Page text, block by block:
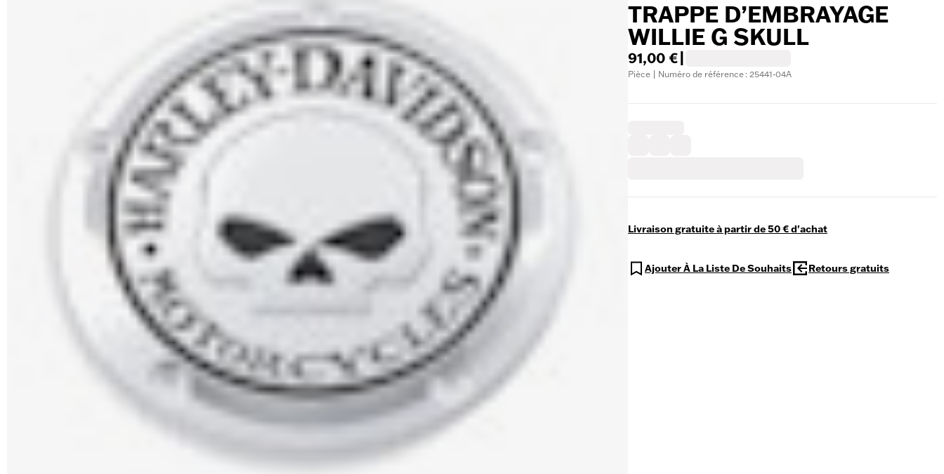
TRAPPE D’EMBRAYAGE
WILLIE G SKULL
91,00 €
Pièce | Numéro de référence : 25441-04A
Livraison gratuite à partir de 50 € d'achat
Ajouter À La Liste De Souhaits Retours gratuits